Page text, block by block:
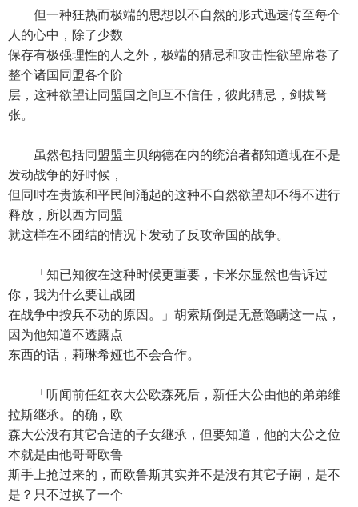
但一种狂热而极端的思想以不自然的形式迅速传至每个
人的心中，除了少数
保存有极强理性的人之外，极端的猜忌和攻击性欲望席卷了
整个诸国同盟各个阶
层，这种欲望让同盟国之间互不信任，彼此猜忌，剑拔弩
张。
虽然包括同盟盟主贝纳德在内的统治者都知道现在不是
发动战争的好时候，
但同时在贵族和平民间涌起的这种不自然欲望却不得不进行
释放，所以西方同盟
就这样在不团结的情况下发动了反攻帝国的战争。
「知已知彼在这种时候更重要，卡米尔显然也告诉过
你，我为什么要让战团
在战争中按兵不动的原因。」胡索斯倒是无意隐瞒这一点，
因为他知道不透露点
东西的话，莉琳希娅也不会合作。
「听闻前任红衣大公欧森死后，新任大公由他的弟弟维
拉斯继承。的确，欧
森大公没有其它合适的子女继承，但要知道，他的大公之位
本就是由他哥哥欧鲁
斯手上抢过来的，而欧鲁斯其实并不是没有其它子嗣，是不
是？只不过换了一个